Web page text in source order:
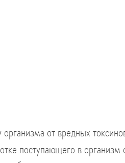
организма от вредных
поступающего в